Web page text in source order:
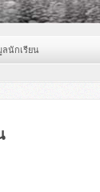
นักเรียน